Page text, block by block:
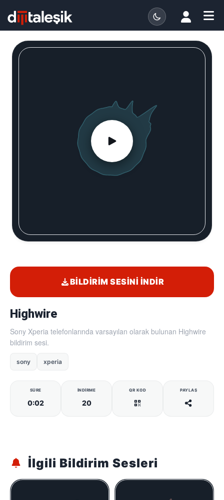
Highwire
Sony Xperia telefonlarında varsayılan olarak bulunan Highwire
bildirim sesi.
sony xperia
SÜRE
0:02
İNDIRME
20
QR KOD PAYLAŞ
BILDIRIM SESINI İNDIR
İlgili Bildirim Sesleri